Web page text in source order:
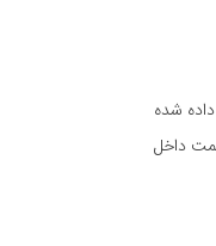
شده
داخل